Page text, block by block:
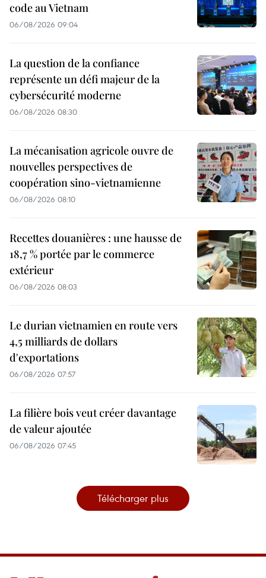
code au Vietnam
06/08/2026 09:04
La question de la confiance
représente un défi majeur de la
cybersécurité moderne
06/08/2026 08:30
La mécanisation agricole ouvre de
nouvelles perspectives de
coopération sino-vietnamienne
06/08/2026 08:10
Recettes douanières : une hausse de
18,7 % portée par le commerce
extérieur
06/08/2026 08:03
Le durian vietnamien en route vers
4,5 milliards de dollars
d'exportations
06/08/2026 07:57
La filière bois veut créer davantage
de valeur ajoutée
06/08/2026 07:45
Télécharger plus